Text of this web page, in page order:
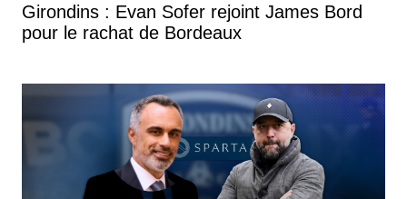
Girondins : Evan Sofer rejoint James Bord
pour le rachat de Bordeaux